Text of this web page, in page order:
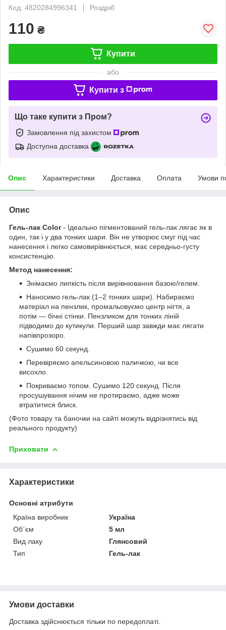
Код: 4820284996341
Роздріб
110 ₴
Купити
або
Купити з
Що таке купити з Пром?
Замовлення під захистом
Доступна доставка
Опис Характеристики Доставка Оплата Умови
Опис
Гель-лак Color- Ідеально пігментований гель-лак лягає як в
один, так і у два тонких шари. Він не утворює смуг під час
нанесення і легко самовирівнюється, має середньо-густу
консистенцію.
Метод нанесення:
Знімаємо липкість після вирівнювання базою/гелем.
Наносимо гель-лак (1–2 тонких шари). Набираємо
матеріал на пензлик, промальовуємо центр нігтя, а
потім — бічні стінки. Пензликом для тонких ліній
підводимо до кутикули. Перший шар завжди має лягати
напівпрозоро.
Сушимо 60 секунд.
Перевіряємо апельсиновою паличкою, чи все
висохло.
Покриваємо топом. Сушимо 120 секунд. Після
просушування нічим не протираємо, адже може
втратитися блиск.
(Фото товару та баночки на сайті можуть відрізнятись від
реального продукту)
Приховати
Характеристики
Основні атрибути
Країна виробник
Україна
Об`єм
5 мл
Вид лаку
Глянсовий
Тип
Гель-лак
Умови доставки
Доставка здійснюється тільки по передоплаті.